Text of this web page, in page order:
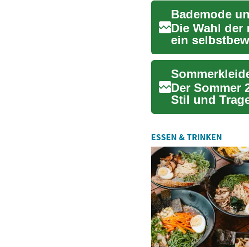
Die Wahl
ein
Der Sommer
Stil und
Maxikleidern
ESSEN & TRINKEN